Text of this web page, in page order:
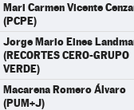
Mari Carmen Vicente
(PCPE)
Jorge Mario Eines
(RECORTES CERO-GRUPO
VERDE)
Macarena Romero Álvaro
(PUM+J)